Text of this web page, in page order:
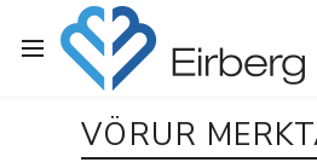
VÖRUR